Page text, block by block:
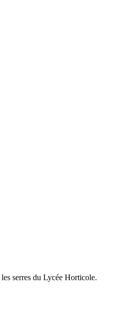
serres du Lycée Horticole.